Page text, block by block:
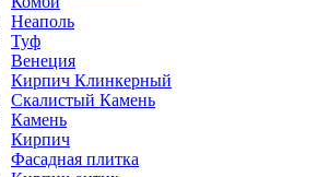
Неаполь
Туф
Венеция
Кирпич Клинкерный
Скалистый Камень
Камень
Кирпич
Фасадная плитка